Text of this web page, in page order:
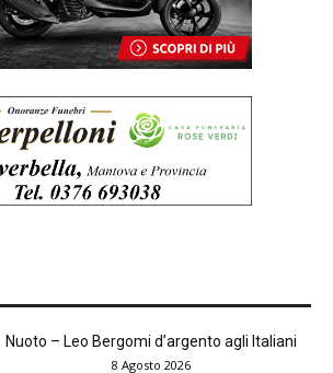
Nuoto – Leo Bergomi d’argento agli Italiani
8 Agosto 2026